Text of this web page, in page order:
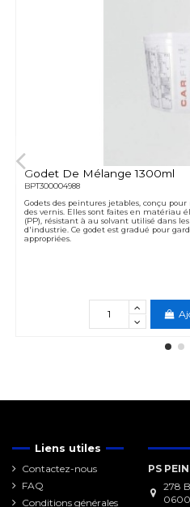
Godet De Mélange 1300ml
BPT300004988
Godets des peintures jetables, conçu
des vernis. Elles sont faites en matériau
(PP), résistant à au solvant utilisé dans
d'industrie. Ce godet est gradué pour
appropriées.
Liens utiles
Contactez-nous
FAQ
Conditions générales
PS
278